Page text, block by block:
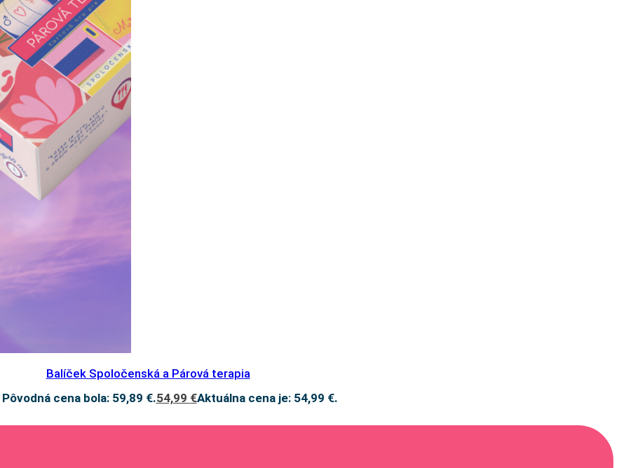
Balíček Spoločenská a Párová terapia
Pôvodná cena bola: 59,89 €.54,99 €Aktuálna cena je: 54,99 €.